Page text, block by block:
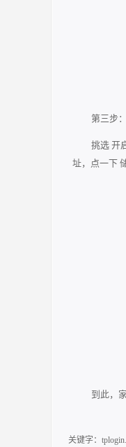
第三步
挑选 开
址，点一下
到此，
关键字：